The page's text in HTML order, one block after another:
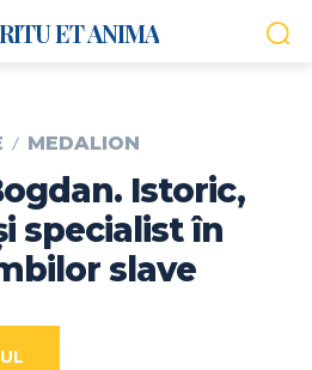
ET ANIMA
MEDALION
Istoric,
specialist în
slave